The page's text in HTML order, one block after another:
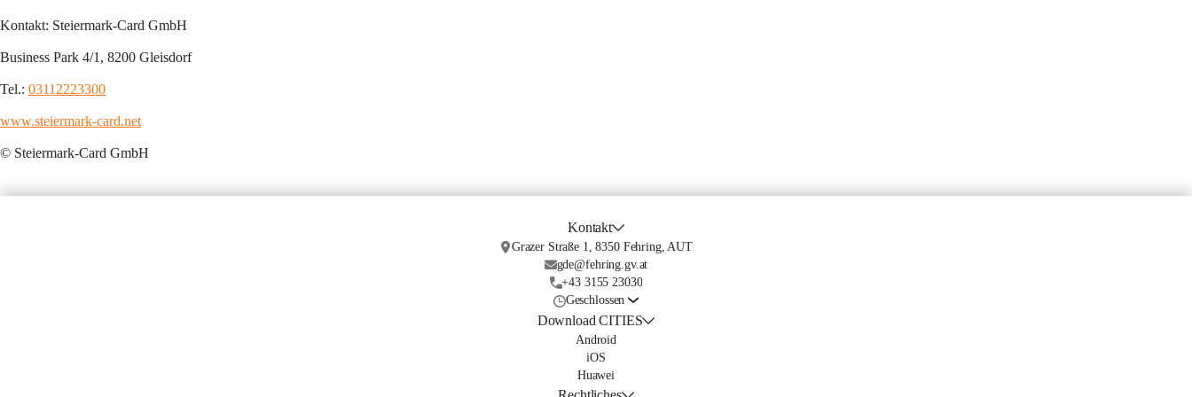
Kontakt: Steiermark-Card GmbH
Business Park 4/1, 8200 Gleisdorf
Tel.: 03112223300
www.steiermark-card.net
© Steiermark-Card GmbH
Kontakt
Grazer Straße 1, 8350 Fehring, AUT
gde@fehring.gv.at
+43 3155 23030
Geschlossen
Download CITIES
Android
iOS
Huawei